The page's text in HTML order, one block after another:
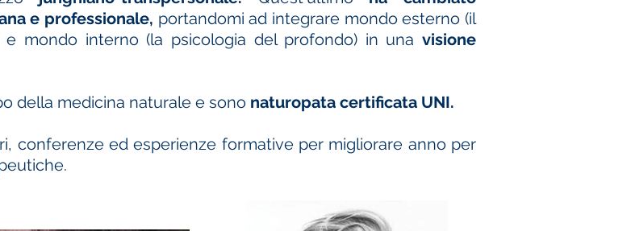
e professionale, portandomi ad integrare mondo esterno (il
e mondo interno (la psicologia del profondo) in una visione
della medicina naturale e sono naturopata certificata UNI.
conferenze ed esperienze formative per migliorare anno per